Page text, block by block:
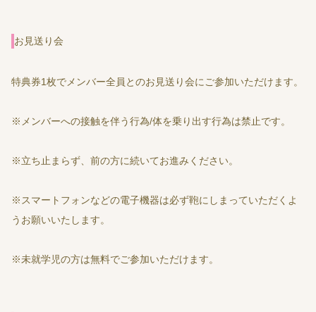
お見送り会
特典券1枚でメンバー全員とのお見送り会にご参加いただけます。
※メンバーへの接触を伴う行為/体を乗り出す行為は禁止です。
※立ち止まらず、前の方に続いてお進みください。
※スマートフォンなどの電子機器は必ず鞄にしまっていただくよ
うお願いいたします。
※未就学児の方は無料でご参加いただけます。